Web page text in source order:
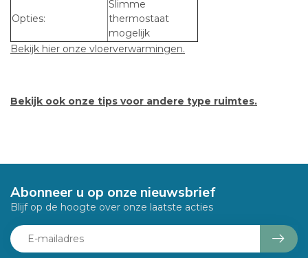
Opties:
Slimme
thermostaat
mogelijk
Bekijk hier onze vloerverwarmingen.
Bekijk ook onze tips voor andere type ruimtes.
Abonneer u op onze nieuwsbrief
Blijf op de hoogte over onze laatste acties